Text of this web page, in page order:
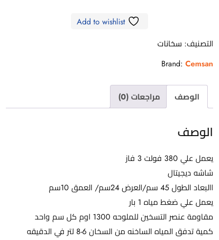
كيلو
Add to wishlist
التصنيف: سخانات
Brand: Cemsan
الوصف مراجعات (0)
الوصف
يعمل علي 380 فولت 3 فاز
شاشه ديجيتال
االبعاد الطول 45 سم/العرض 24سم/ العمق 10سم
يعمل علي ضغط مياه 1 بار
مقاومة عنصر التسخين للملوحه 1300 اوم كل سم واحد
كمية تدفق المياه الساخنه من السخان 6-8 لتر في الدقيقه